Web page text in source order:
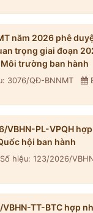
năm 2026 phê
trọng giai đoạn
trường ban hành
3076/QĐ-BNNMT
VBHN-PL-VPQH
hội ban hành
Số hiệu: 123/2026/
TT-BTC hợp